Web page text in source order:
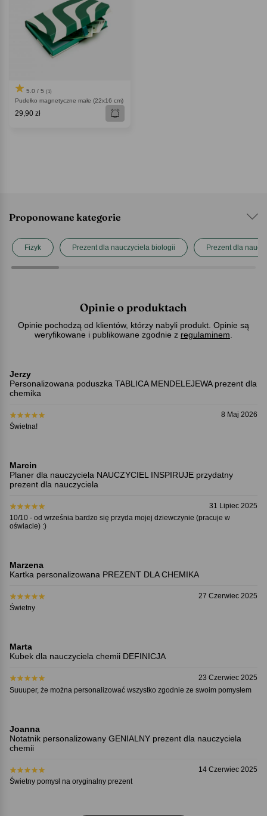
5.0 / 5 (1)
Pudełko magnetyczne małe (22x16 cm)
29,90 zł
Proponowane kategorie
Fizyk Prezent dla nauczyciela biologii Prezent dla
Opinie o produktach
Opinie pochodzą od klientów, którzy nabyli produkt. Opinie są
weryfikowane i publikowane zgodnie z regulaminem
Personalizowana poduszka TABLICA MENDELEJEWA prezent dla
chemika
Jerzy
8 Maj 2026
Świetna!
Planer dla nauczyciela NAUCZYCIEL INSPIRUJE przydatny
prezent dla nauczyciela
Marcin
31 Lipiec 2025
10/10 - od września bardzo się przyda mojej dziewczynie (pracuje w
oświacie) :)
Kartka personalizowana PREZENT DLA CHEMIKA
Marzena
27 Czerwiec 2025
Świetny
Kubek dla nauczyciela chemii DEFINICJA
Marta
23 Czerwiec 2025
Suuuper, że można personalizować wszystko zgodnie ze swoim pomysłem
Notatnik personalizowany GENIALNY prezent dla nauczyciela
chemii
Joanna
14 Czerwiec 2025
Świetny pomysł na oryginalny prezent